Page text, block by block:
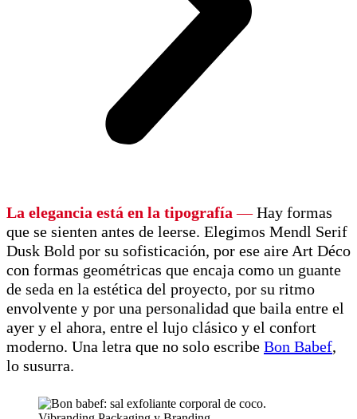
La elegancia está en la tipografía — Hay formas
que se sienten antes de leerse. Elegimos Mendl Serif
Dusk Bold por su sofisticación, por ese aire Art Déco
con formas geométricas que encaja como un guante
de seda en la estética del proyecto, por su ritmo
envolvente y por una personalidad que baila entre el
ayer y el ahora, entre el lujo clásico y el confort
moderno. Una letra que no solo escribe Bon Babef,
lo susurra.